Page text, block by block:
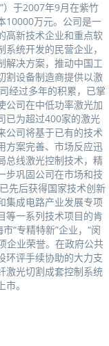
）于2007年9月在紫竹
10000万元。公司是一
高新技术企业和重点软
统开发的民营企业，
解决方案，推动中国工
割设备制造商提供以激
经过多年的积累，已掌
公司在中低功率激光加
已为超过400家的激光
公司将基于已有的技术
方案完善、市场反应迅
总线激光控制技术，精
步巩固公司在市场和技
先后获得国家技术创新
集成电路产业发展专项
等一系列技术项目的肯
“专精特新”企业，“闵
企业荣誉。在政府公共
环评手续协助的大力支
激光切割成套控制系统
。